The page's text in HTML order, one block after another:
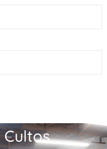
Cultos